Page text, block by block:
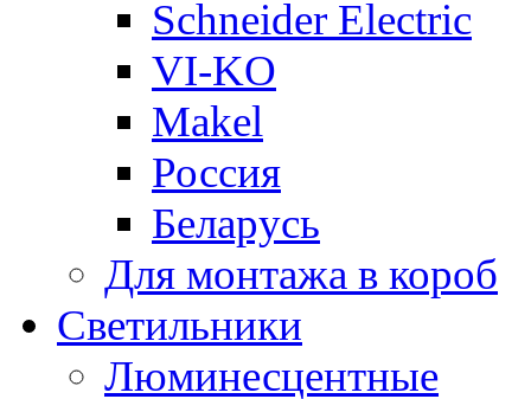
Schneider Electric
VI-KO
Makel
Россия
Беларусь
Для монтажа в короб
Светильники
Люминесцентные